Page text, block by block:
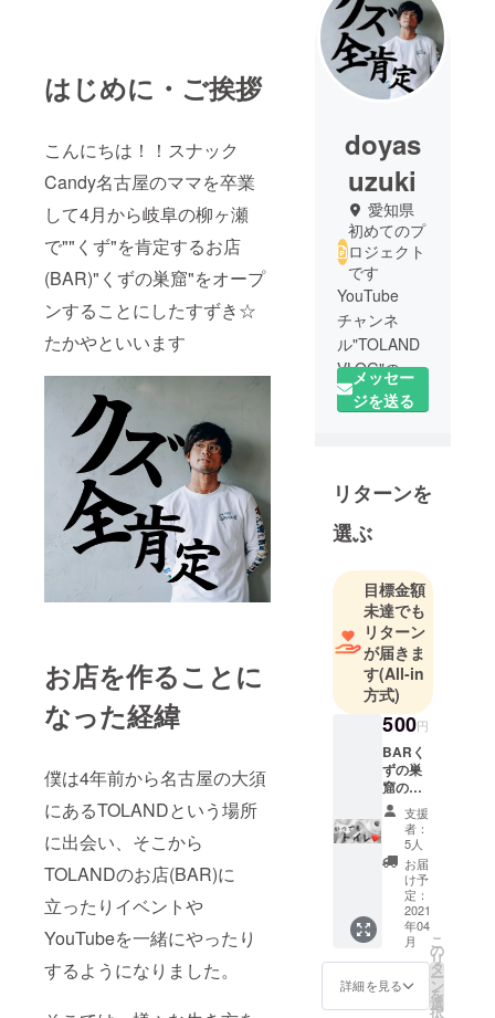
はじめに・ご挨拶
こんにちは！！スナック
Candy名古屋のママを卒業
して4月から岐阜の柳ヶ瀬
で""くず"を肯定するお店
(BAR)"くずの巣窟"をオープ
ンすることにしたすずき☆
たかやといいます
お店を作ることに
なった経緯
僕は4年前から名古屋の大須
にあるTOLANDという場所
に出会い、そこから
TOLANDのお店(BAR)に
立ったりイベントや
YouTubeを一緒にやったり
するようになりました。
doyas
uzuki
愛知県
初めてのプ
ロジェクト
です
YouTube
チャンネ
ル"TOLAND
VLOG"の右
側の人(チャ
ンネル登録
に"くず"の集
(BAR)をオー
メッセー
ジを送る
リターンを
選ぶ
目標金額
未達でも
リターン
が届きま
す(All-in
方式)
500円
BARく
ずの巣
窟の綺
麗に
なった
トイレ
をいつ
でも使
える権
利で
す。 お
店が
オープ
ンして
いる間
支援
者：
5人
お届
け予
定：
2021
年04
月
詳細を見る
こ
の
リ
タ
ー
ン
を
選
択